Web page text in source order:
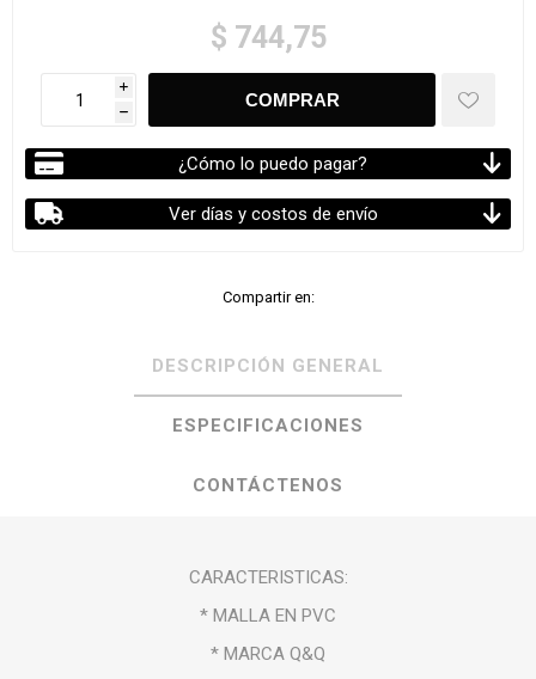
$ 744,75
i
h
¿Cómo lo puedo pagar?
Ver días y costos de envío
Compartir en:
DESCRIPCIÓN GENERAL
ESPECIFICACIONES
CONTÁCTENOS
CARACTERISTICAS:
* MALLA EN PVC
* MARCA Q&Q